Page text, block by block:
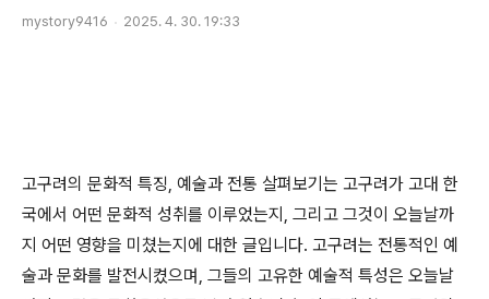
mystory9416 2025. 4. 30. 19:33
고구려의 문화적 특징, 예술과 전통 살펴보기는 고구려가 고대 한
국에서 어떤 문화적 성취를 이루었는지, 그리고 그것이 오늘날까
지 어떤 영향을 미쳤는지에 대한 글입니다. 고구려는 전통적인 예
술과 문화를 발전시켰으며, 그들의 고유한 예술적 특성은 오늘날